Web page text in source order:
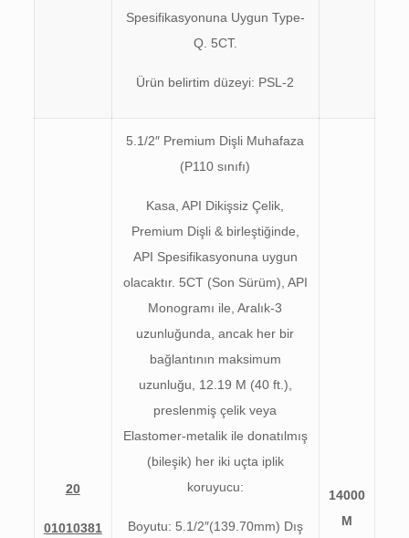
Spesifikasyonuna Uygun Type-
Q. 5CT.
Ürün belirtim düzeyi: PSL-2
20
01010381
5.1/2″ Premium Dişli Muhafaza
(P110 sınıfı)
Kasa, API Dikişsiz Çelik,
Premium Dişli & birleştiğinde,
API Spesifikasyonuna uygun
olacaktır. 5CT (Son Sürüm), API
Monogramı ile, Aralık-3
uzunluğunda, ancak her bir
bağlantının maksimum
uzunluğu, 12.19 M (40 ft.),
preslenmiş çelik veya
Elastomer-metalik ile donatılmış
(bileşik) her iki uçta iplik
koruyucu:
Boyutu: 5.1/2″(139.70mm) Dış
14000
M